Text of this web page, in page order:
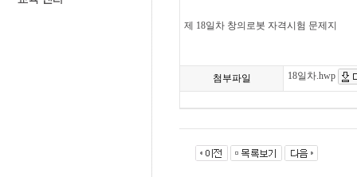
제 18일차 창의로봇 자격시험 문제지
첨부파일 18일차.hwp